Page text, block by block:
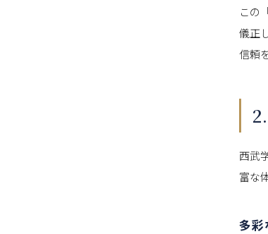
この
儀正
信頼
西武
富な
多彩